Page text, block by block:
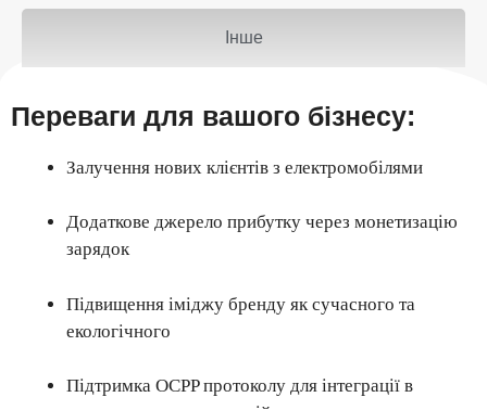
Інше
Переваги для вашого бізнесу:
Залучення нових клієнтів з електромобілями
Додаткове джерело прибутку через монетизацію
зарядок
Підвищення іміджу бренду як сучасного та
екологічного
Підтримка OCPP протоколу для інтеграції в